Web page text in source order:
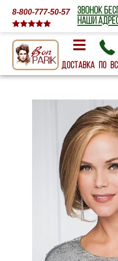
8-800-777-50-57
ЗВОНОК
НАШИ
Доставка по